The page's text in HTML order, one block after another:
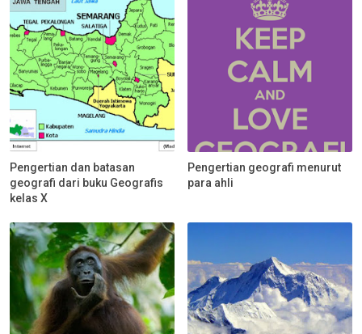
Pengertian dan batasan
geografi dari buku Geografis
kelas X
Pengertian geografi menurut
para ahli